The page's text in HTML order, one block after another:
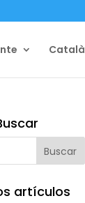
Català
artículos